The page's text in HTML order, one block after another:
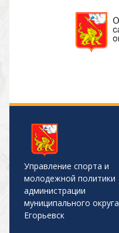
Управление спорта и
молодежной политики
администрации
муниципального округа
Егорьевск